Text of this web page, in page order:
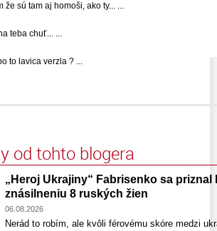
že sú tam aj homoši, ako ty... ...
teba chuť... ...
to lavica verzla ? ...
od tohto blogera
„Heroj Ukrajiny“ Fabrisenko sa priznal
znásilneniu 8 ruských žien
06.08.2026
Nerád to robím, ale kvôli férovému skóre medzi